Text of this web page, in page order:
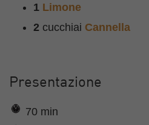
1 Limone
2 cucchiai Cannella
Presentazione
70 min